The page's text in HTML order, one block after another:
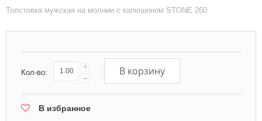
Толстовка мужская на молнии с капюшоном STONE 260
Кол-во: +
- В корзину
В избранное